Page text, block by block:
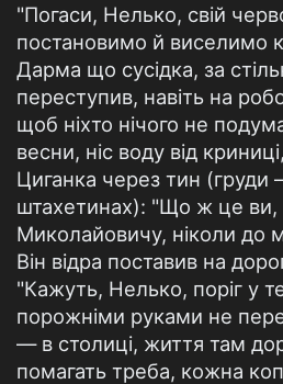
"Погаси, Нелько, свій
постановимо й виселимо к
Дарма що сусідка, за
переступив, навіть на
щоб ніхто нічого не
весни, ніс воду від
Циганка через тин
штахетинах): "Що ж це
Миколайовичу, ніколи до
Він відра поставив на
"Кажуть, Нелько, поріг у
порожніми руками не
— в столиці, життя там
помагать треба, кожна